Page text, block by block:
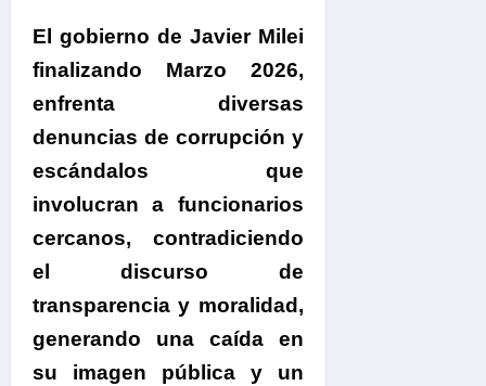
El gobierno de Javier Milei
finalizando Marzo 2026,
enfrenta diversas
denuncias de corrupción y
escándalos que
involucran a funcionarios
cercanos, contradiciendo
el discurso de
transparencia y moralidad,
generando una caída en
su imagen pública y un